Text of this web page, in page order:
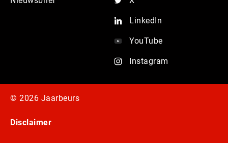
LinkedIn
YouTube
Instagram
© 2026 Jaarbeurs
Disclaimer